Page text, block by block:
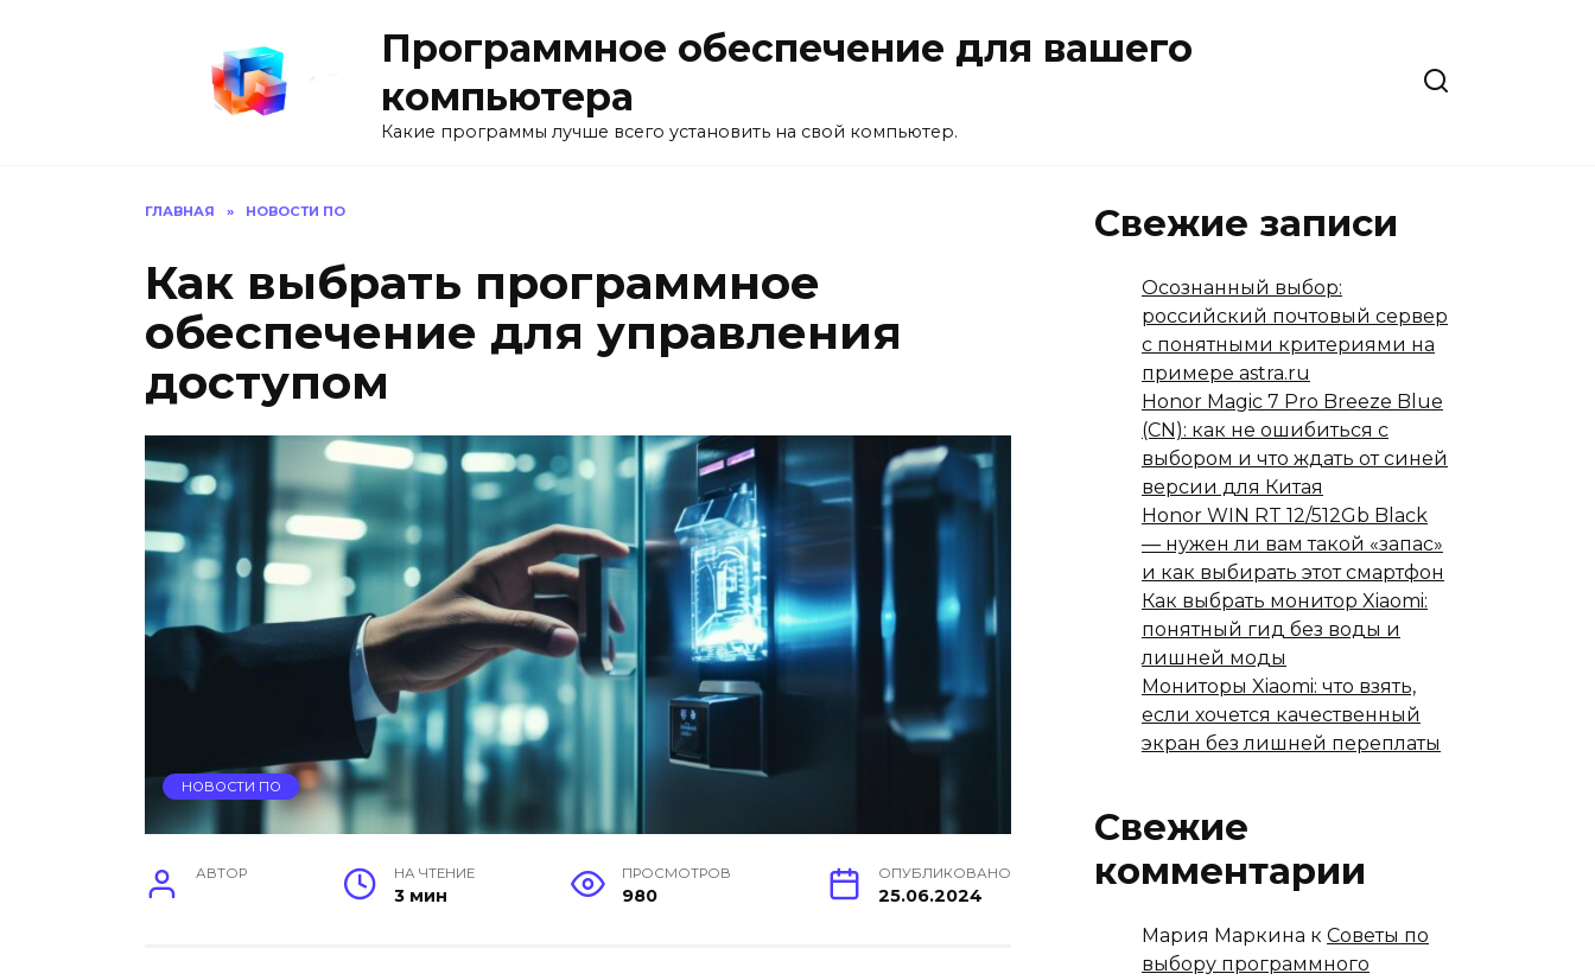
Программное обеспечение для вашего
компьютера
Какие программы лучше всего установить на свой компьютер.
ГЛАВНАЯ » НОВОСТИ ПО
Как выбрать программное
обеспечение для управления
доступом
НОВОСТИ ПО
АВТОР НА ЧТЕНИЕ
3 мин
ПРОСМОТРОВ
980
ОПУБЛИКОВАНО
25.06.2024
Свежие записи
Осознанный выбор:
российский почтовый сервер
с понятными критериями на
примере astra.ru
Honor Magic 7 Pro Breeze Blue
(CN): как не ошибиться с
выбором и что ждать от синей
версии для Китая
Honor WIN RT 12/512Gb Black
— нужен ли вам такой «запас»
и как выбирать этот смартфон
Как выбрать монитор Xiaomi:
понятный гид без воды и
лишней моды
Мониторы Xiaomi: что взять,
если хочется качественный
экран без лишней переплаты
Свежие
комментарии
Мария Маркина к Советы по
выбору программного